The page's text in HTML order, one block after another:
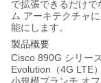
で拡張できるだけで
ム アーキテクチャ
能にします。
製品概要
Cisco 890G シリー
Evolution （4G LTE）